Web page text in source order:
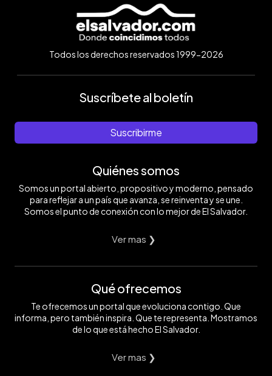
Todos los derechos reservados 1999-2026
Suscríbete al boletín
Suscribirme
Quiénes somos
Somos un portal abierto, propositivo y moderno, pensado
para reflejar a un país que avanza, se reinventa y se une.
Somos el punto de conexión con lo mejor de El Salvador.
Ver mas ❯
Qué ofrecemos
Te ofrecemos un portal que evoluciona contigo. Que
informa, pero también inspira. Que te representa. Mostramos
de lo que está hecho El Salvador.
Ver mas ❯